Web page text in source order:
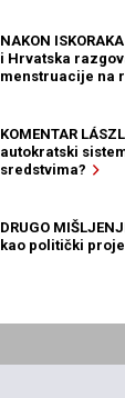
NAKON
i Hrvatska
menstruacije na
KOMENTAR
autokratski
sredstvima?
DRUGO
kao politički